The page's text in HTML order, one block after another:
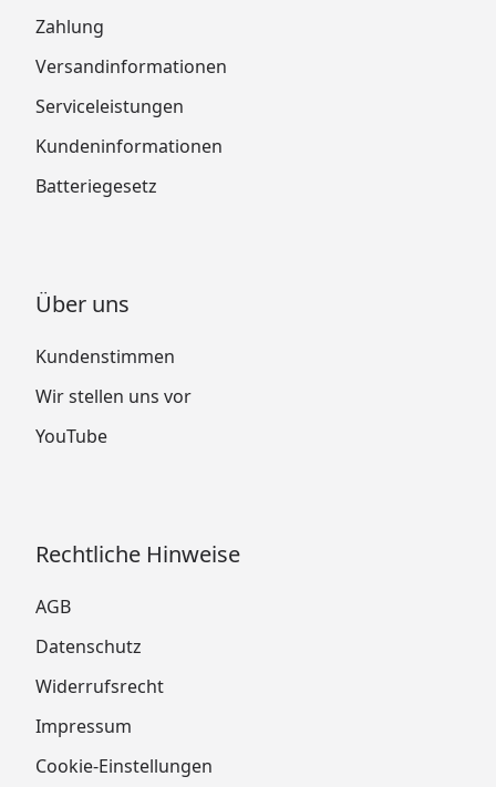
Zahlung
Versandinformationen
Serviceleistungen
Kundeninformationen
Batteriegesetz
Über uns
Kundenstimmen
Wir stellen uns vor
YouTube
Rechtliche Hinweise
AGB
Datenschutz
Widerrufsrecht
Impressum
Cookie-Einstellungen